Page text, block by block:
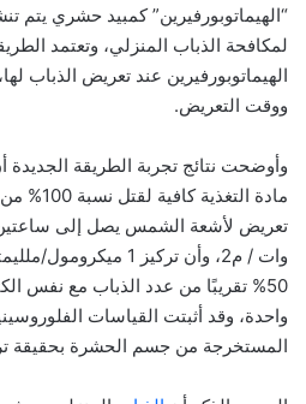
“الهيماتوبورفيرين” كمبيد حشري
لمكافحة الذباب المنزلي، وتعتمد
الهيماتوبورفيرين عند تعريض الذباب
ووقت التعريض.
مادة
وات / م2، وأن تركيز 1
50% تقريبًا من عدد الذباب مع نفس
واحدة، وقد أثبتت القياسات
المستخرجة من جسم الحشرة بحقيقة